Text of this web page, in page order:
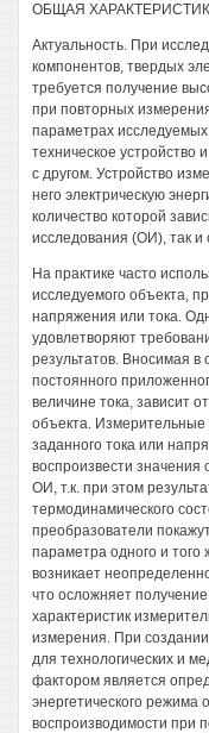
ОБЩАЯ
Актуальность. При
компонентов, твердых
требуется получение
при повторных
параметрах
техническое устройство
с другом. Устройство
него электрическую
количество которой
исследования (ОИ), так и
На практике часто
исследуемого объекта,
напряжения или тока.
удовлетворяют
результатов. Вносимая в
постоянного
величине тока, зависит
объекта.
заданного тока или
воспроизвести значения
ОИ, т.к. при этом
термодинамического
преобразователи
параметра одного и того
возникает
что осложняет
характеристик
измерения. При
для технологических и
фактором является
энергетического режима
воспроизводимости при